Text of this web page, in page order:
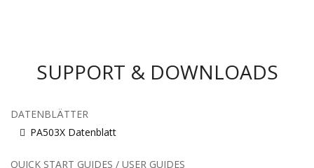
SUPPORT & DOWNLOADS
DATENBLÄTTER
PA503X Datenblatt
QUICK START GUIDES / USER GUIDES